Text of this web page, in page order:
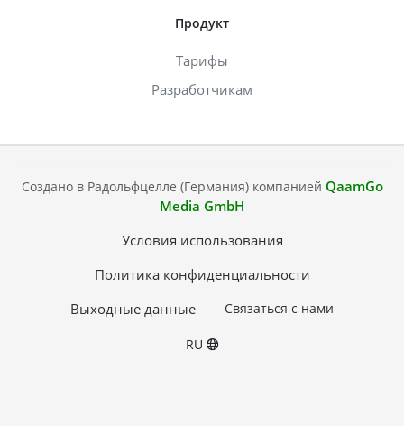
Продукт
Тарифы
Разработчикам
Создано в Радольфцелле (Германия) компанией QaamGo
Media GmbH
Условия использования
Политика конфиденциальности
Выходные данные
Связаться с нами
RU